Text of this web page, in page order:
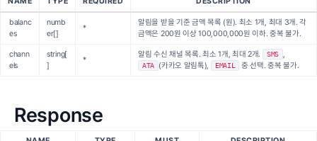
balanc
es
numb
er[]
*
알림을 받을 기준 금액 목록 (원). 최소 1개, 최대 3개. 각
금액은 200원 이상 100,000,000원 이하. 중복 불가.
chann
els
string[
]
*
알림 수신 채널 목록. 최소 1개, 최대 2개. SMS ,
ATA (카카오 알림톡), EMAIL 중 선택. 중복 불가.
Response